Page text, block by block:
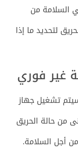
من
لتحديد ما إذا
غير فوري
تشغيل جهاز
من حالة الحريق
أجل السلامة.